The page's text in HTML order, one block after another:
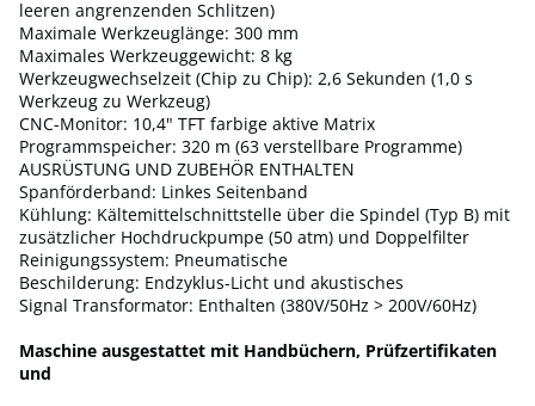
leeren angrenzenden Schlitzen)
Maximale Werkzeuglänge: 300 mm
Maximales Werkzeuggewicht: 8 kg
Werkzeugwechselzeit (Chip zu Chip): 2,6 Sekunden (1,0 s
Werkzeug zu Werkzeug)
CNC-Monitor: 10,4" TFT farbige aktive Matrix
Programmspeicher: 320 m (63 verstellbare Programme)
AUSRÜSTUNG UND ZUBEHÖR ENTHALTEN
Spanförderband: Linkes Seitenband
Kühlung: Kältemittelschnittstelle über die Spindel (Typ B) mit
zusätzlicher Hochdruckpumpe (50 atm) und Doppelfilter
Reinigungssystem: Pneumatische
Beschilderung: Endzyklus-Licht und akustisches
Signal Transformator: Enthalten (380V/50Hz > 200V/60Hz)
Maschine ausgestattet mit Handbüchern, Prüfzertifikaten
und